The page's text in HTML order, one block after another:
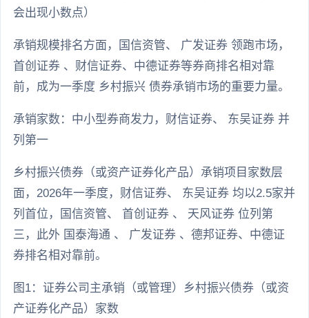
会出现小数点）
承销规模排名方面，国信资管、 广发证券 领跑市场，
首创证券 、财信证券、中德证券等券商排名相对靠
前，成为一季度 乡村振兴 债券承销市场的重要力量。
承销家数：中小型券商发力，财信证券、 东吴证券 并
列第一
乡村振兴债券（或资产证券化产品）承销项目家数层
面，2026年一季度，财信证券、 东吴证券 均以2.5家并
列首位，国信资管、 首创证券 、 天风证券 位列第
三，此外 国泰海通 、 广发证券 、德邦证券、中德证
券排名相对靠前。
图1：证券公司主承销（或管理）乡村振兴债券（或资
产证券化产品）家数